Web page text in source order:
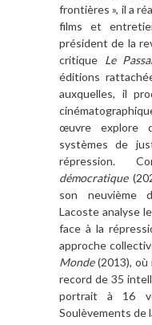
frontières », il a
films et
président de la
critique Le
éditions
auxquelles, il
œuvre explore
systèmes de
répression.
démocratique
son neuvième
Lacoste analyse
face à la
approche
Monde(2013), où
record de 35
portrait à 16
Soulèvements de